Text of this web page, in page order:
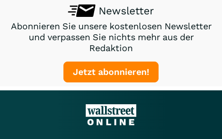
Newsletter
Abonnieren Sie unsere kostenlosen Newsletter
und verpassen Sie nichts mehr aus der
Redaktion
Jetzt abonnieren!